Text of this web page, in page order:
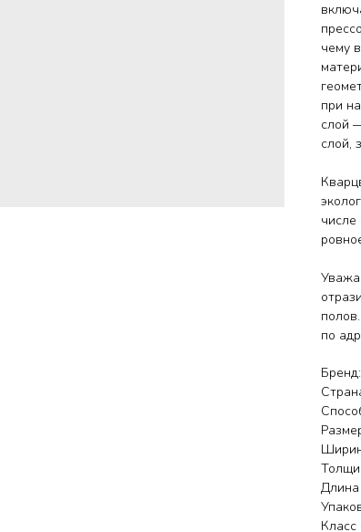
чему
при
слой
слой,
числе
по
Класс